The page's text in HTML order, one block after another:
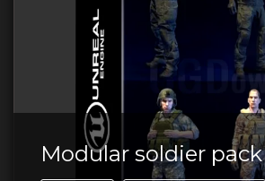
Modular soldier pack